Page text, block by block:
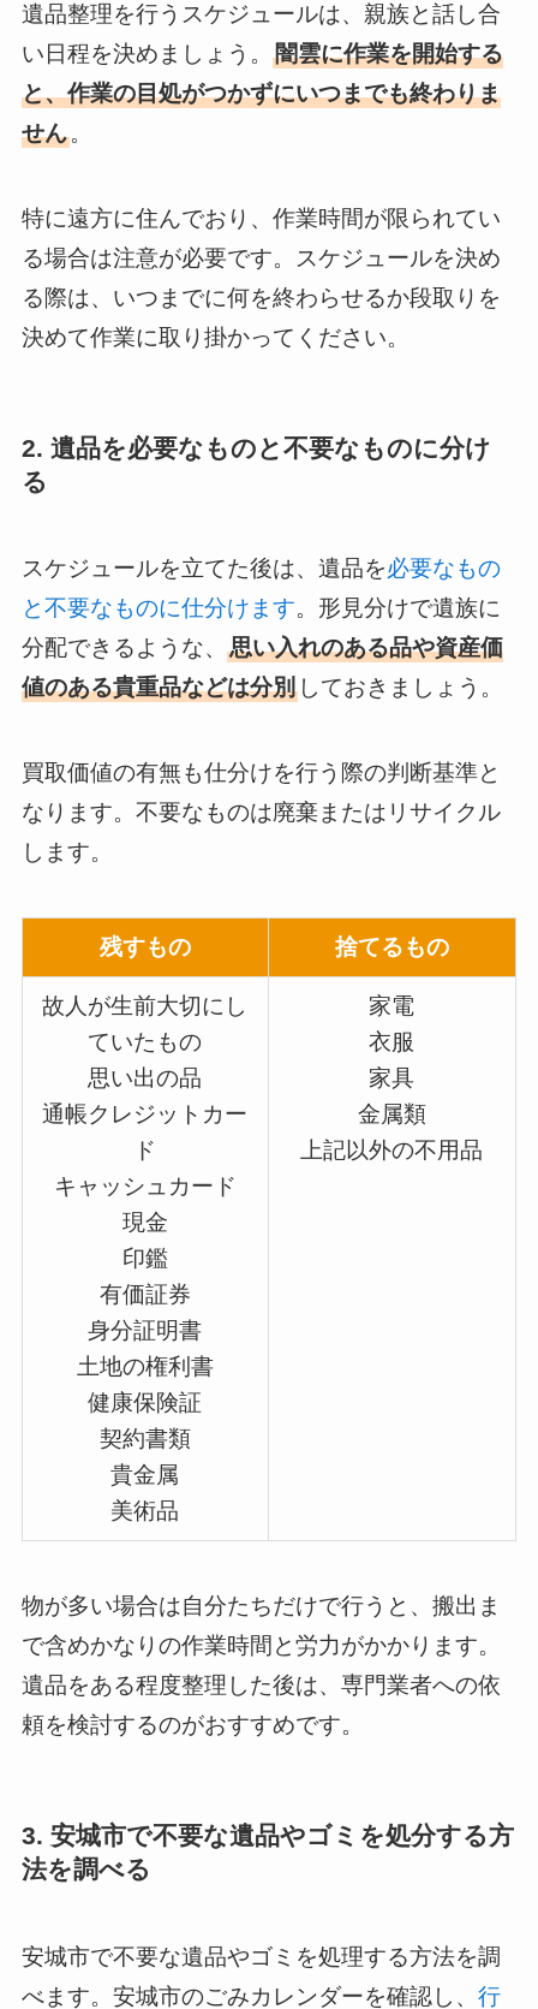
遺品整理を行うスケジュールは、親族と話し合
い日程を決めましょう。 闇雲に作業を開始する
と、作業の目処がつかずにいつまでも終わりま
せん。
特に遠方に住んでおり、作業時間が限られてい
る場合は注意が必要です。スケジュールを決め
る際は、いつまでに何を終わらせるか段取りを
決めて作業に取り掛かってください。
2. 遺品を必要なものと不要なものに分け
る
スケジュールを立てた後は、遺品を必要なもの
と不要なものに仕分けます。形見分けで遺族に
分配できるような、 思い入れのある品や資産価
値のある貴重品などは分別しておきましょう。
買取価値の有無も仕分けを行う際の判断基準と
なります。不要なものは廃棄またはリサイクル
します。
残すもの 捨てるもの
故人が生前大切にし
ていたもの
思い出の品
通帳クレジットカー
ド
キャッシュカード
現金
印鑑
有価証券
身分証明書
土地の権利書
健康保険証
契約書類
貴金属
美術品
家電
衣服
家具
金属類
上記以外の不用品
物が多い場合は自分たちだけで行うと、搬出ま
で含めかなりの作業時間と労力がかかります。
遺品をある程度整理した後は、専門業者への依
頼を検討するのがおすすめです。
3. 安城市で不要な遺品やゴミを処分する方
法を調べる
安城市で不要な遺品やゴミを処理する方法を調
べます。安城市のごみカレンダーを確認し、 行